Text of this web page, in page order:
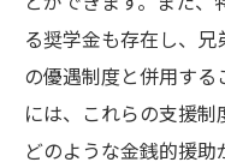
る奨学金も存在し、
の優遇制度と併用する
には、これらの支援制
どのような金銭的援